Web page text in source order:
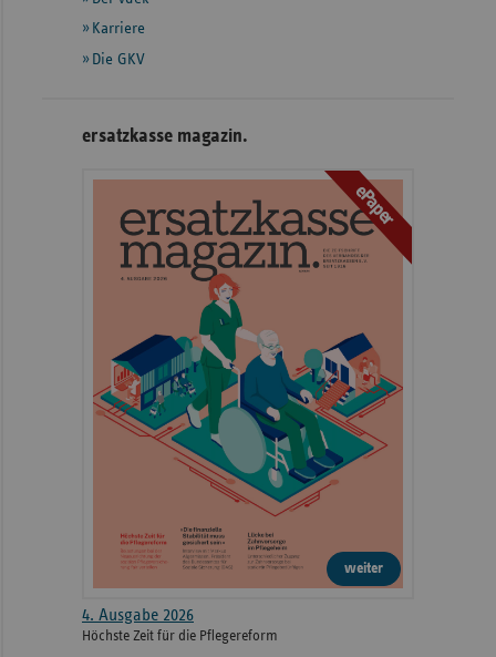
Karriere
Die GKV
ersatzkasse magazin.
ePaper
weiter
4. Ausgabe 2026
Höchste Zeit für die Pflegereform